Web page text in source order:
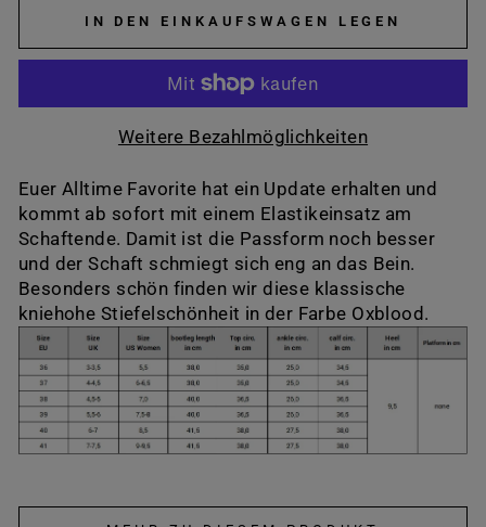
IN DEN EINKAUFSWAGEN LEGEN
Weitere Bezahlmöglichkeiten
Euer Alltime Favorite hat ein Update erhalten und
kommt ab sofort mit einem Elastikeinsatz am
Schaftende. Damit ist die Passform noch besser
und der Schaft schmiegt sich eng an das Bein.
Besonders schön finden wir diese klassische
kniehohe Stiefelschönheit in der Farbe Oxblood.